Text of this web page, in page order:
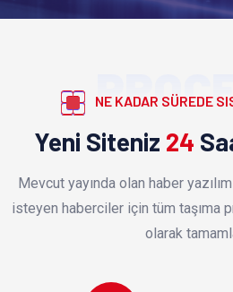
NE KADAR SÜREDE
Yeni Siteniz 24
Mevcut yayında olan haber
isteyen haberciler için tüm taşıma
olarak